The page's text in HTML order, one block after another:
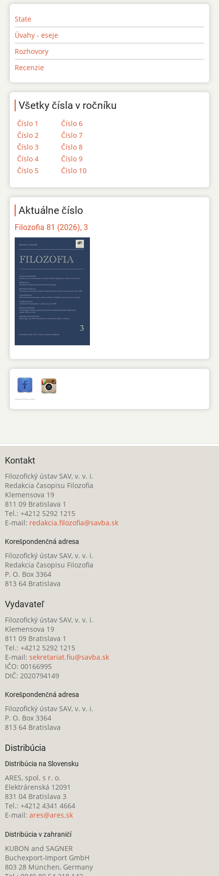
State
Úvahy - eseje
Rozhovory
Recenzie
Všetky čísla v ročníku
Číslo 1
Číslo 2
Číslo 3
Číslo 4
Číslo 5
Číslo 6
Číslo 7
Číslo 8
Číslo 9
Číslo 10
Aktuálne číslo
Filozofia 81 (2026), 3
Kontakt
Filozofický ústav SAV, v. v. i.
Redakcia časopisu Filozofia
Klemensova 19
811 09 Bratislava 1
Tel.: +4212 5292 1215
E-mail: redakcia.filozofia@savba.sk
Korešpondenčná adresa
Filozofický ústav SAV, v. v. i.
Redakcia časopisu Filozofia
P. O. Box 3364
813 64 Bratislava
Vydavateľ
Filozofický ústav SAV, v. v. i.
Klemensova 19
811 09 Bratislava 1
Tel.: +4212 5292 1215
E-mail: sekretariat.fiu@savba.sk
IČO: 00166995
DIČ: 2020794149
Korešpondenčná adresa
Filozofický ústav SAV, v. v. i.
P. O. Box 3364
813 64 Bratislava
Distribúcia
Distribúcia na Slovensku
ARES, spol. s r. o.
Elektrárenská 12091
831 04 Bratislava 3
Tel.: +4212 4341 4664
E-mail: ares@ares.sk
Distribúcia v zahraničí
KUBON and SAGNER
Buchexport-Import GmbH
803 28 München, Germany